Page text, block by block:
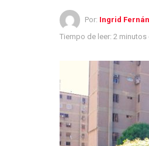
Por: Ingrid
Tiempo de leer: 2 minutos